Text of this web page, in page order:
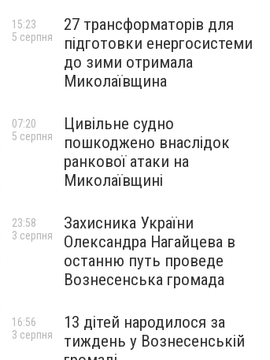
27 трансформаторів для
підготовки енергосистеми
до зими отримала
Миколаївщина
15:23
5 серпня
Цивільне судно
пошкоджено внаслідок
ранкової атаки на
Миколаївщині
07:20
5 серпня
Захисника України
Олександра Нагайцева в
останню путь проведе
Вознесенська громада
23:58
3 серпня
13 дітей народилося за
тиждень у Вознесенській
16:56
3 серпня